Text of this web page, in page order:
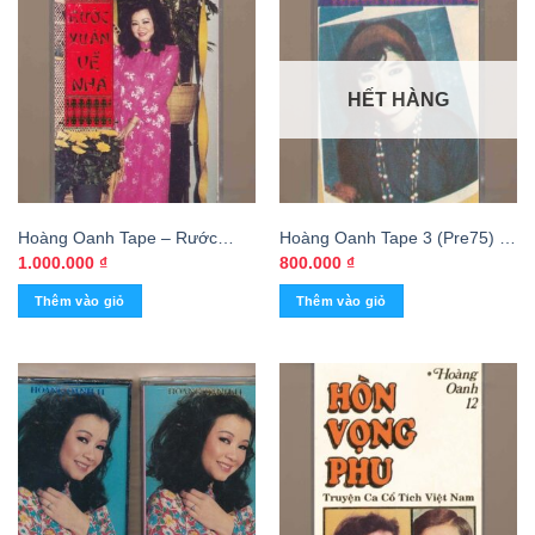
Hoàng Oanh Tape – Rước
Xuân Về Nhà (KGTUS)
1.000.000 ₫
Thêm vào giỏ
HẾT HÀNG
Hoàng Oanh Tape 3 (Pre75) –
Tiếng Hát Hoàng Oanh 3
(KGTUS)
800.000 ₫
Thêm vào giỏ